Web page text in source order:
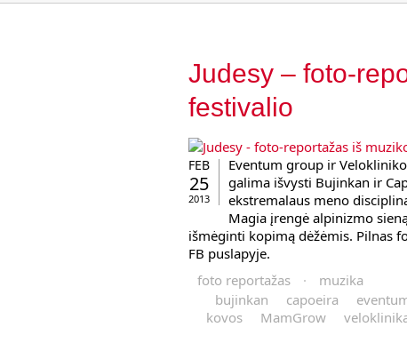
Judesy – foto-
festivalio
FEB
25
2013
Eventum group ir
galima išvysti Bujinkan ir
ekstremalaus meno
Magia įrengė alpinizmo
išmėginti kopimą dėžėmis. Pilnas
FB puslapyje.
foto reportažas ·
muzika
bujinkan
capoeira
kovos
MamGrow